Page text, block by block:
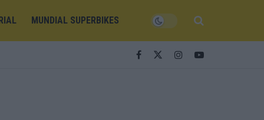
MUNDIAL SUPERBIKES